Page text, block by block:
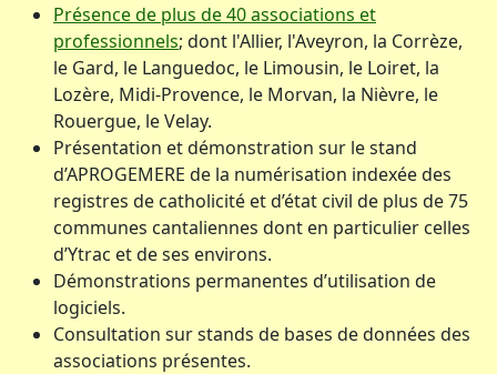
Présence de plus de 40 associations et
professionnels; dont l'Allier, l'Aveyron, la Corrèze,
le Gard, le Languedoc, le Limousin, le Loiret, la
Lozère, Midi-Provence, le Morvan, la Nièvre, le
Rouergue, le Velay.
Présentation et démonstration sur le stand
d’APROGEMERE de la numérisation indexée des
registres de catholicité et d’état civil de plus de 75
communes cantaliennes dont en particulier celles
d’Ytrac et de ses environs.
Démonstrations permanentes d’utilisation de
logiciels.
Consultation sur stands de bases de données des
associations présentes.